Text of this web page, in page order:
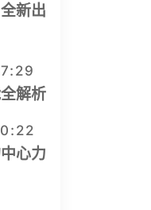
新出
解析
心力